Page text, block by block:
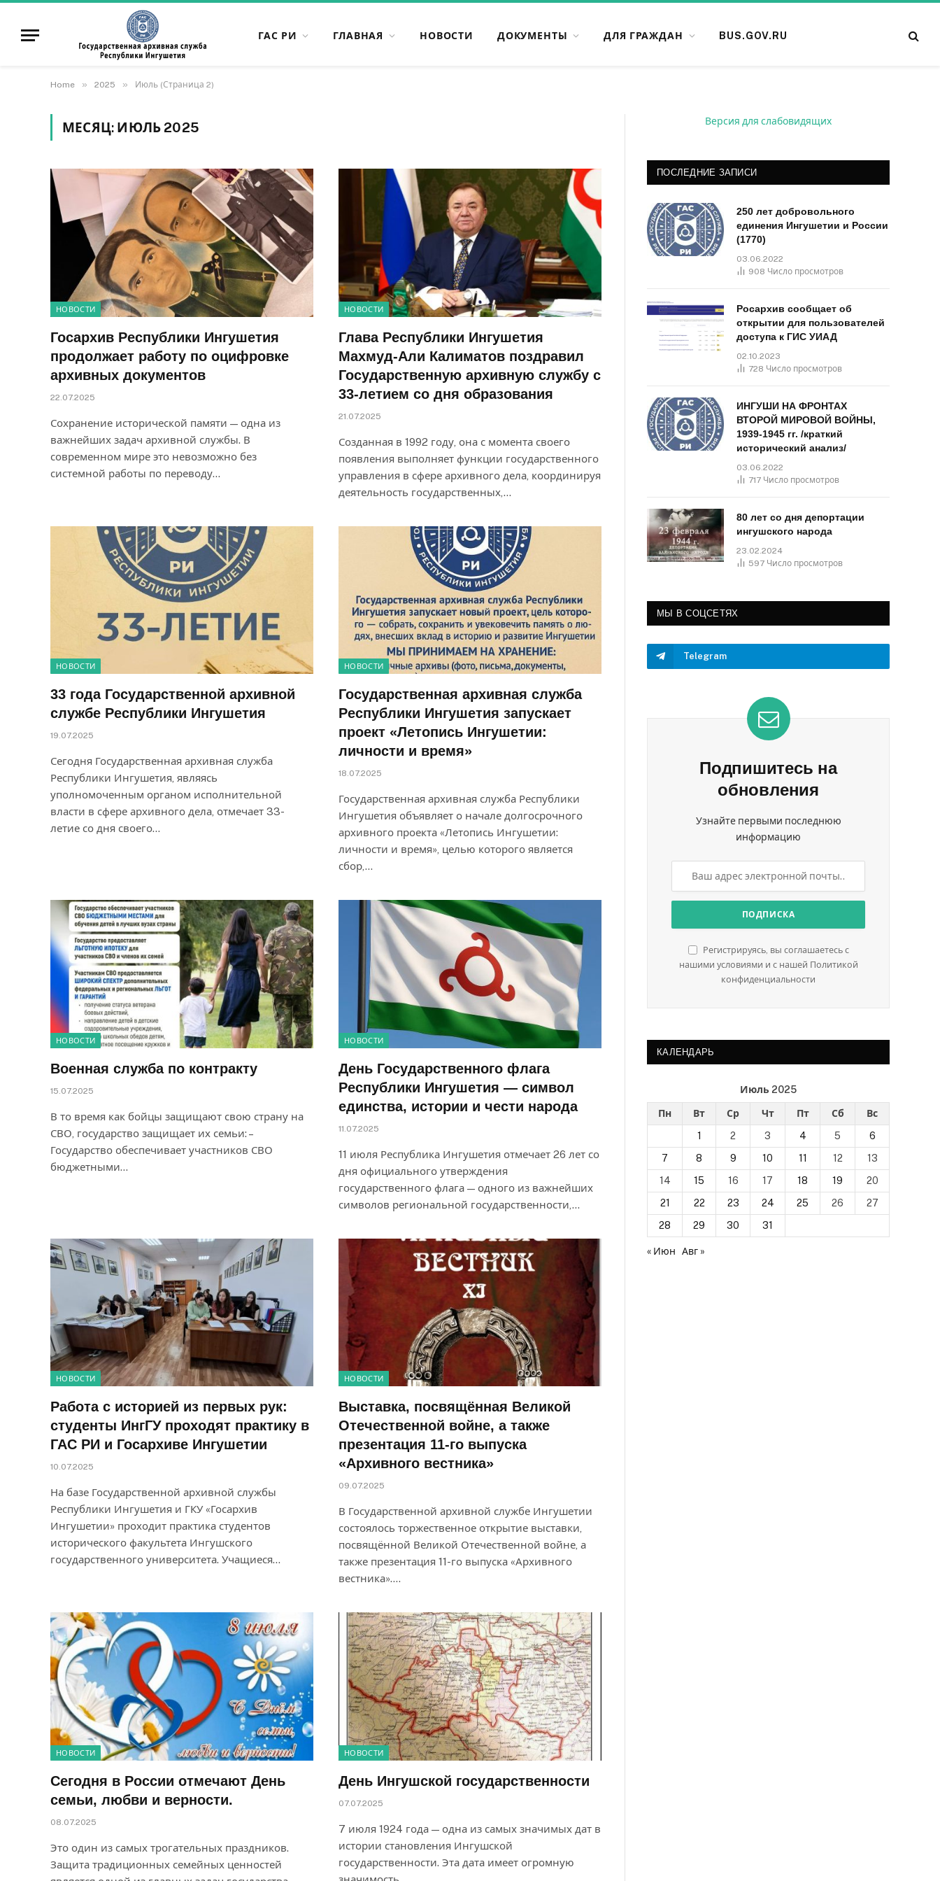
ГАС РИ ГЛАВНАЯ НОВОСТИ ДОКУМЕНТЫ ДЛЯ ГРАЖДАН BUS.GOV.RU
Home » 2025 » Июль (Страница 2)
МЕСЯЦ: ИЮЛЬ 2025
НОВОСТИ
Госархив Республики Ингушетия
продолжает работу по оцифровке
архивных документов
22.07.2025
Сохранение исторической памяти — одна из
важнейших задач архивной службы. В
современном мире это невозможно без
системной работы по переводу…
НОВОСТИ
Глава Республики Ингушетия
Махмуд-Али Калиматов поздравил
Государственную архивную службу с
33-летием со дня образования
21.07.2025
Созданная в 1992 году, она с момента своего
появления выполняет функции государственного
управления в сфере архивного дела, координируя
деятельность государственных,…
НОВОСТИ
33 года Государственной архивной
службе Республики Ингушетия
19.07.2025
Сегодня Государственная архивная служба
Республики Ингушетия, являясь
уполномоченным органом исполнительной
власти в сфере архивного дела, отмечает 33-
летие со дня своего…
НОВОСТИ
Государственная архивная служба
Республики Ингушетия запускает
проект «Летопись Ингушетии:
личности и время»
18.07.2025
Государственная архивная служба Республики
Ингушетия объявляет о начале долгосрочного
архивного проекта «Летопись Ингушетии:
личности и время», целью которого является
сбор,…
НОВОСТИ
Военная служба по контракту
15.07.2025
В то время как бойцы защищают свою страну на
СВО, государство защищает их семьи: –
Государство обеспечивает участников СВО
бюджетными…
НОВОСТИ
День Государственного флага
Республики Ингушетия — символ
единства, истории и чести народа
11.07.2025
11 июля Республика Ингушетия отмечает 26 лет со
дня официального утверждения
государственного флага — одного из важнейших
символов региональной государственности,…
НОВОСТИ
Работа с историей из первых рук:
студенты ИнгГУ проходят практику в
ГАС РИ и Госархиве Ингушетии
10.07.2025
На базе Государственной архивной службы
Республики Ингушетия и ГКУ «Госархив
Ингушетии» проходит практика студентов
исторического факультета Ингушского
государственного университета. Учащиеся…
НОВОСТИ
Выставка, посвящённая Великой
Отечественной войне, а также
презентация 11-го выпуска
«Архивного вестника»
09.07.2025
В Государственной архивной службе Ингушетии
состоялось торжественное открытие выставки,
посвящённой Великой Отечественной войне, а
также презентация 11-го выпуска «Архивного
вестника».…
НОВОСТИ
Сегодня в России отмечают День
семьи, любви и верности.
08.07.2025
Это один из самых трогательных праздников.
Защита традиционных семейных ценностей
НОВОСТИ
День Ингушской государственности
07.07.2025
7 июля 1924 года — одна из самых значимых дат в
истории становления Ингушской
государственности. Эта дата имеет огромную
Версия для слабовидящих
ПОСЛЕДНИЕ ЗАПИСИ
250 лет добровольного
единения Ингушетии и России
(1770)
03.06.2022
908 Число просмотров
Росархив сообщает об
открытии для пользователей
доступа к ГИС УИАД
02.10.2023
728 Число просмотров
ИНГУШИ НА ФРОНТАХ
ВТОРОЙ МИРОВОЙ ВОЙНЫ,
1939-1945 гг. /краткий
исторический анализ/
03.06.2022
717 Число просмотров
80 лет со дня депортации
ингушского народа
23.02.2024
597 Число просмотров
МЫ В СОЦСЕТЯХ
Telegram
Подпишитесь на
обновления
Узнайте первыми последнюю
информацию
Регистрируясь, вы соглашаетесь с
нашими условиями и с нашей Политикой
конфиденциальности
КАЛЕНДАРЬ
Июль 2025
Пн Вт Ср Чт Пт Сб
Вс
1
2 3 4 5
6
7
8 9 10 11 12
13
14
15 16 17 18 19
20
21
22 23 24 25 26
27
28
29 30 31
« Июн Авг »